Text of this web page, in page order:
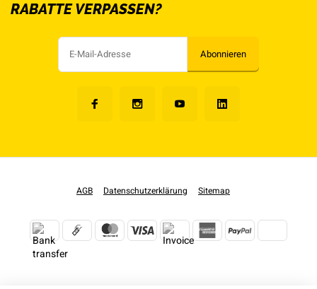
RABATTE VERPASSEN?
Abonnieren
AGB Datenschutzerklärung Sitemap